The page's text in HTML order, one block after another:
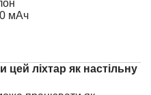
мАч
ліхтар як настільну